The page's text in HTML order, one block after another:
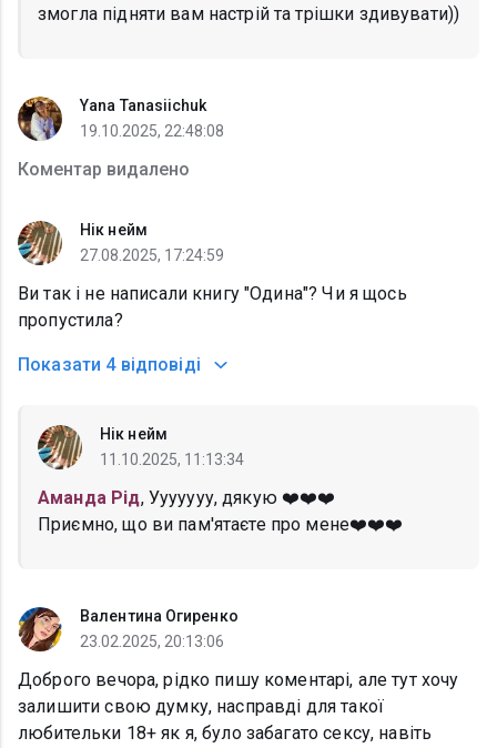
змогла підняти вам настрій та трішки здивувати))
Yana Tanasiichuk
19.10.2025, 22:48:08
Коментар видалено
Нік нейм
27.08.2025, 17:24:59
Ви так і не написали книгу "Одина"? Чи я щось
пропустила?
Показати 4 відповіді
Нік нейм
11.10.2025, 11:13:34
Аманда Рід, Ууууууу, дякую ❤️❤️❤️
Приємно, що ви пам'ятаєте про мене❤️❤️❤️
Валентина Огиренко
23.02.2025, 20:13:06
Доброго вечора, рідко пишу коментарі, але тут хочу
залишити свою думку, насправді для такої
любительки 18+ як я, було забагато сексу, навіть